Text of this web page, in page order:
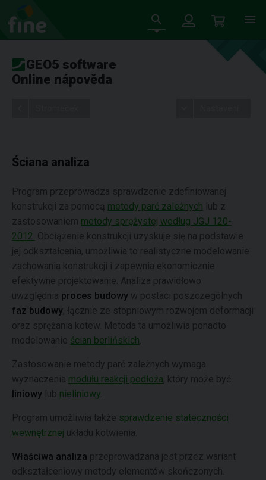
GEO5 software
Online nápověda
Ściana analiza
Program przeprowadza sprawdzenie zdefiniowanej
konstrukcji za pomocą metody parć zależnych lub z
zastosowaniem metody sprężystej według JGJ 120-
2012. Obciążenie konstrukcji uzyskuje się na podstawie
jej odkształcenia, umożliwia to realistyczne modelowanie
zachowania konstrukcji i zapewnia ekonomicznie
efektywne projektowanie. Analiza prawidłowo
uwzględnia proces budowy w postaci poszczególnych
faz budowy, łącznie ze stopniowym rozwojem deformacji
oraz sprężania kotew. Metoda ta umożliwia ponadto
modelowanie ścian berlińskich
Zastosowanie metody parć zależnych wymaga
wyznaczenia modułu reakcji podłoża, który może być
liniowy lub nieliniowy
Program umożliwia także sprawdzenie stateczności
wewnętrznej układu kotwienia.
Właściwa analiza przeprowadzana jest przez wariant
odkształceniowy metody elementów skończonych.